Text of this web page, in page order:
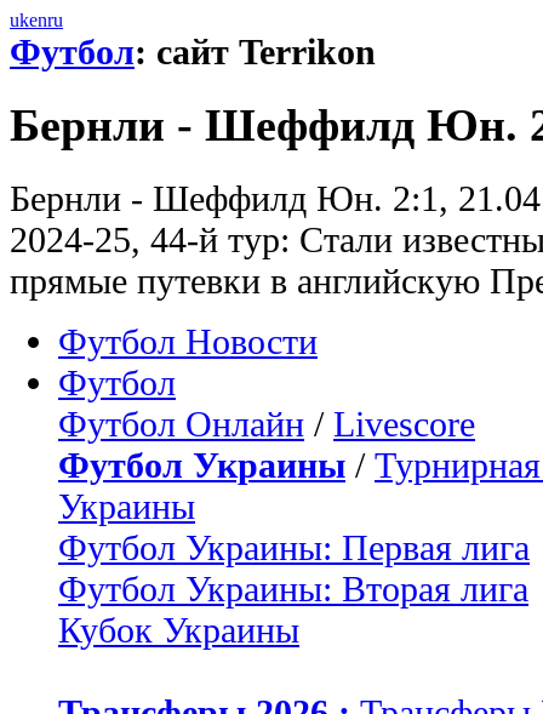
ukenru
Футбол: сайт Terrikon
Бернли - Шеффилд Юн.
Бернли - Шеффилд Юн. 2:1,
2024-25, 44-й тур: Стали
прямые путевки в английскую
Футбол Новости
Футбол
Футбол Онлайн / Livescore
Футбол Украины /
Украины
Футбол Украины: Первая лига
Футбол Украины: Вторая лига
Кубок Украины